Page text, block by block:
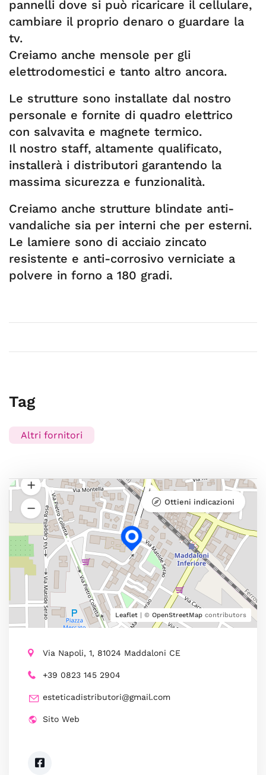
pannelli dove si può ricaricare il cellulare,
cambiare il proprio denaro o guardare la
tv.
Creiamo anche mensole per gli
elettrodomestici e tanto altro ancora.
Le strutture sono installate dal nostro
personale e fornite di quadro elettrico
con salvavita e magnete termico.
Il nostro staff, altamente qualificato,
installerà i distributori garantendo la
massima sicurezza e funzionalità.
Creiamo anche strutture blindate anti-
vandaliche sia per interni che per esterni.
Le lamiere sono di acciaio zincato
resistente e anti-corrosivo verniciate a
polvere in forno a 180 gradi.
Tag
Altri fornitori
Leaflet | © OpenStreetMap contributors
Ottieni indicazioni
Via Napoli, 1, 81024 Maddaloni CE
+39 0823 145 2904
esteticadistributori@gmail.com
Sito Web